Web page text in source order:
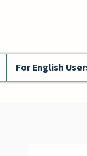
For English